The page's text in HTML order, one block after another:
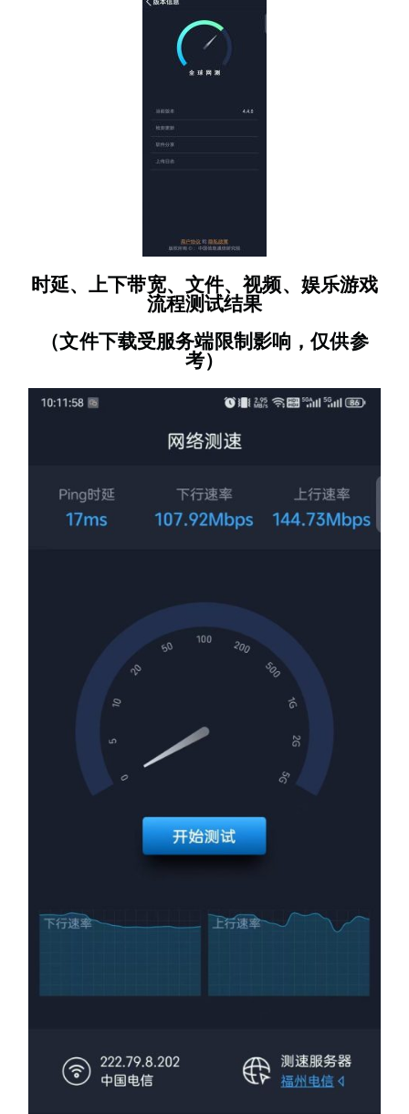
时延、上下带宽、文件、视频、娱乐游戏
流程测试结果
（文件下载受服务端限制影响，仅供参
考）